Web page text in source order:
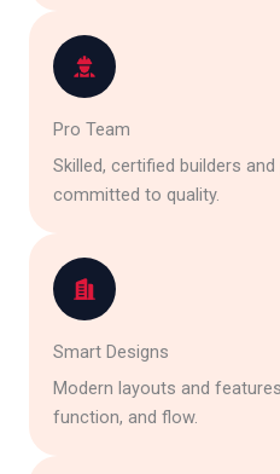
Pro Team
Skilled, certified builders
committed to quality.
Smart Designs
Modern layouts and
function, and flow.